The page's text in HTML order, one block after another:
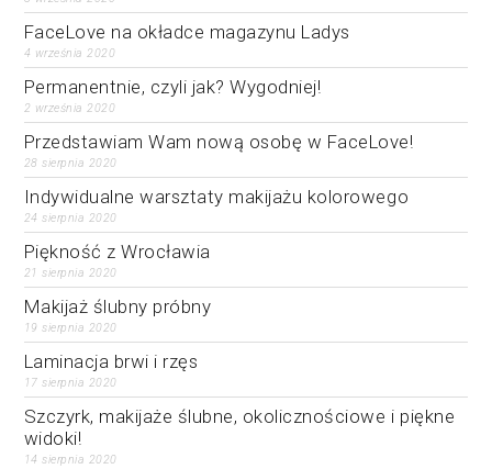
FaceLove na okładce magazynu Ladys
4 września 2020
Permanentnie, czyli jak? Wygodniej!
2 września 2020
Przedstawiam Wam nową osobę w FaceLove!
28 sierpnia 2020
Indywidualne warsztaty makijażu kolorowego
24 sierpnia 2020
Piękność z Wrocławia
21 sierpnia 2020
Makijaż ślubny próbny
19 sierpnia 2020
Laminacja brwi i rzęs
17 sierpnia 2020
Szczyrk, makijaże ślubne, okolicznościowe i piękne
widoki!
14 sierpnia 2020